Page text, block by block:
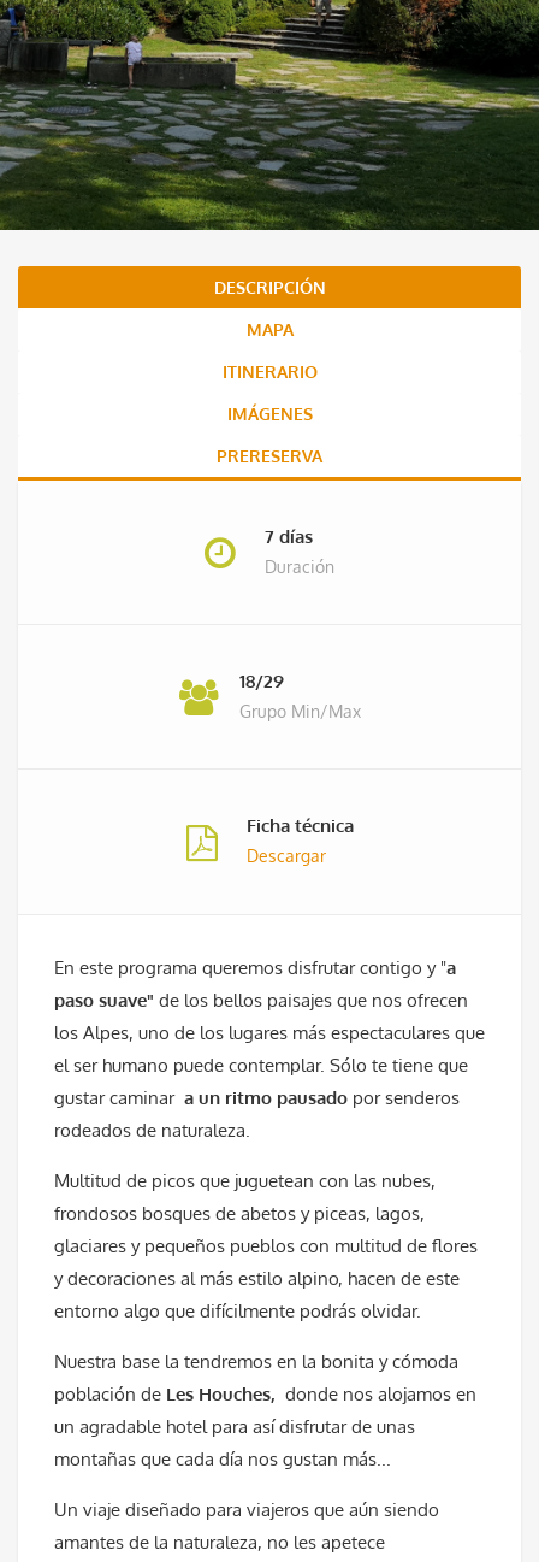
DESCRIPCIÓN
MAPA
ITINERARIO
IMÁGENES
PRERESERVA
7 días
Duración
18/29
Grupo Min/Max
Ficha técnica
Descargar
En este programa queremos disfrutar contigo y "a
paso suave" de los bellos paisajes que nos ofrecen
los Alpes, uno de los lugares más espectaculares que
el ser humano puede contemplar. Sólo te tiene que
gustar caminar a un ritmo pausado por senderos
rodeados de naturaleza.
Multitud de picos que juguetean con las nubes,
frondosos bosques de abetos y piceas, lagos,
glaciares y pequeños pueblos con multitud de flores
y decoraciones al más estilo alpino, hacen de este
entorno algo que difícilmente podrás olvidar.
Nuestra base la tendremos en la bonita y cómoda
población de Les Houches, donde nos alojamos en
un agradable hotel para así disfrutar de unas
montañas que cada día nos gustan más...
Un viaje diseñado para viajeros que aún siendo
amantes de la naturaleza, no les apetece